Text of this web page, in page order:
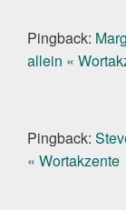
Pingback:
allein «
Pingback:
« Wortakzente